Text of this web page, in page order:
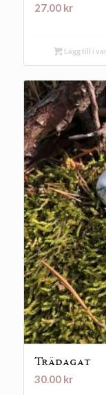
27.00 kr
Lägg till i
Trädagat
30.00 kr